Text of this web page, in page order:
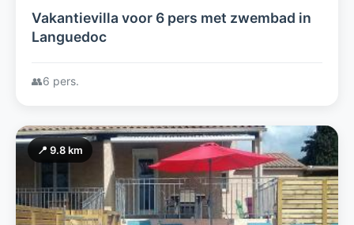
Vakantievilla voor 6 pers met zwembad in
Languedoc
👥6 pers.
📍 9.8 km